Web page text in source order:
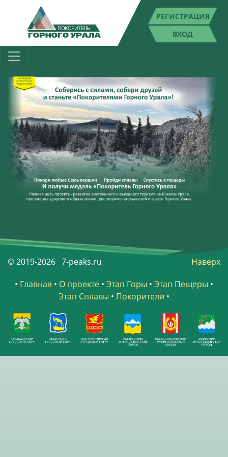
РЕГИСТРАЦИЯ
ВХОД
© 2019-2026 7-peaks.ru
Наверх
• Главная • О проекте • Этап Горы • Этап Пещеры •
Этап Сплавы • Покорители •